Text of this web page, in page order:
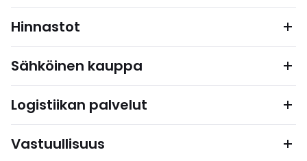
Hinnastot
Sähköinen kauppa
Logistiikan palvelut
Vastuullisuus